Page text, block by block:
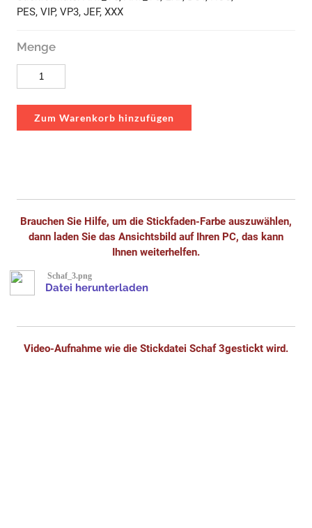
PES, VIP, VP3, JEF, XXX
Menge
Zum Warenkorb hinzufügen
Brauchen Sie Hilfe, um die Stickfaden-Farbe auszuwählen,
dann laden Sie das Ansichtsbild auf Ihren PC, das kann
Ihnen weiterhelfen.
Schaf_3.png
Datei herunterladen
Video-Aufnahme wie die Stickdatei Schaf 3gestickt wird.